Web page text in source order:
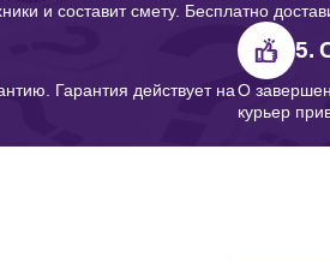
и составит смету. Бесплатно
Гарантия действует на
5.
О
курьер